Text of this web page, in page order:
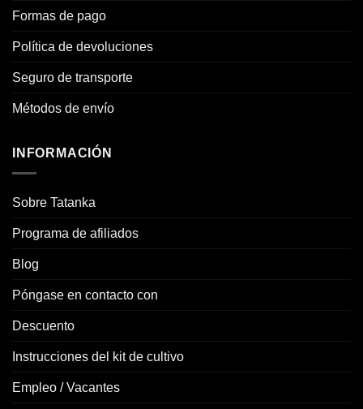
Formas de pago
Política de devoluciones
Seguro de transporte
Métodos de envío
INFORMACIÓN
Sobre Tatanka
Programa de afiliados
Blog
Póngase en contacto con
Descuento
Instrucciones del kit de cultivo
Empleo / Vacantes